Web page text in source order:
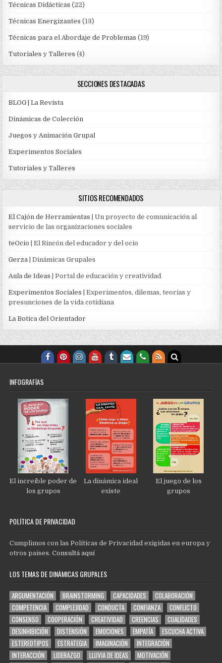
Técnicas Didácticas (22)
Técnicas Energizantes (13)
Técnicas para el Abordaje de Problemas (19)
Tutoriales y Talleres (4)
SECCIONES DESTACADAS
BLOG | La Revista
Dinámicas de Colección
Juegos y Animación Grupal
Experimentos Sociales
Tutoriales y Talleres
SITIOS RECOMENDADOS
El Cajón de Herramientas | Un proyecto de comunicación al
servicio de las organizaciones sociales
teOcio | El Rincón del educador y del ocio
Gerza | Dinámicas Grupales
Aula de Ideas | Portal de educación y creatividad
Experimentos Sociales | Experimentos, dilemas, teorías y
presunciones de la vida cotidiana
La Botica del Orientador
INFOGRAFÍAS
El increíble poder de
los grupos
La dinámica ideal
existe
El juego de los
grupos
POLÍTICA DE PRIVACIDAD
Cumplimos con las Políticas de Privacidad exigidas en europa y
otros países.Consultá aquí
LOS TEMAS DE DINÁMICAS GRUPALES
ARGUMENTACIÓN BRAINSTORMING CAPACIDADES
COLABORACIÓN
COMPETENCIA
COMPLEJIDAD CONDUCTA CONFIANZA
CONFLICTO
CONSENSO
COOPERACIÓN CREATIVIDAD CREENCIAS
CUALIDADES
DESINHIBICIÓN
DISTENSIÓN EMOCIONES EMPATÍA
ESCUCHA ACTIVA
ESTEREOTIPOS
ESTRATEGIA IMAGINACIÓN
INTEGRACIÓN
INTERACCIÓN
LIDERAZGO LLUVIA DE IDEAS
MOTIVACIÓN